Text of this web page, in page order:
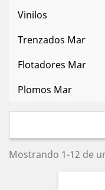
Vinilos
Trenzados Mar
Flotadores Mar
Plomos Mar
Mostrando 1-12 de